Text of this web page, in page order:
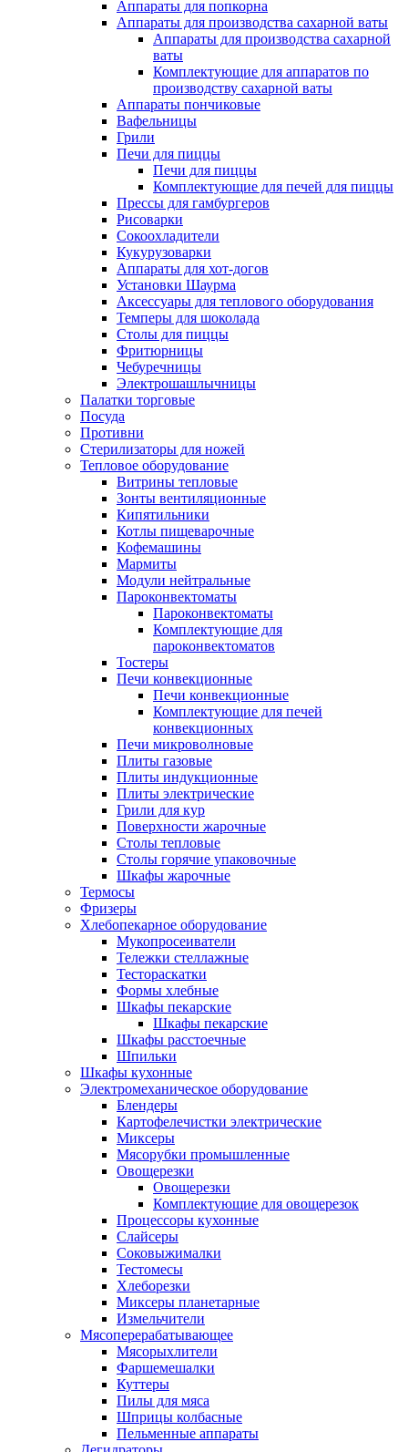
Аппараты для попкорна
Аппараты для производства сахарной ваты
Аппараты для производства сахарной
ваты
Комплектующие для аппаратов по
производству сахарной ваты
Аппараты пончиковые
Вафельницы
Грили
Печи для пиццы
Печи для пиццы
Комплектующие для печей для пиццы
Прессы для гамбургеров
Рисоварки
Сокоохладители
Кукурузоварки
Аппараты для хот-догов
Установки Шаурма
Аксессуары для теплового оборудования
Темперы для шоколада
Столы для пиццы
Фритюрницы
Чебуречницы
Электрошашлычницы
Палатки торговые
Посуда
Противни
Стерилизаторы для ножей
Тепловое оборудование
Витрины тепловые
Зонты вентиляционные
Кипятильники
Котлы пищеварочные
Кофемашины
Мармиты
Модули нейтральные
Пароконвектоматы
Пароконвектоматы
Комплектующие для
пароконвектоматов
Тостеры
Печи конвекционные
Печи конвекционные
Комплектующие для печей
конвекционных
Печи микроволновые
Плиты газовые
Плиты индукционные
Плиты электрические
Грили для кур
Поверхности жарочные
Столы тепловые
Столы горячие упаковочные
Шкафы жарочные
Термосы
Фризеры
Хлебопекарное оборудование
Мукопросеиватели
Тележки стеллажные
Тестораскатки
Формы хлебные
Шкафы пекарские
Шкафы пекарские
Шкафы расстоечные
Шпильки
Шкафы кухонные
Электромеханическое оборудование
Блендеры
Картофелечистки электрические
Миксеры
Мясорубки промышленные
Овощерезки
Овощерезки
Комплектующие для овощерезок
Процессоры кухонные
Слайсеры
Соковыжималки
Тестомесы
Хлеборезки
Миксеры планетарные
Измельчители
Мясоперерабатывающее
Мясорыхлители
Фаршемешалки
Куттеры
Пилы для мяса
Шприцы колбасные
Пельменные аппараты